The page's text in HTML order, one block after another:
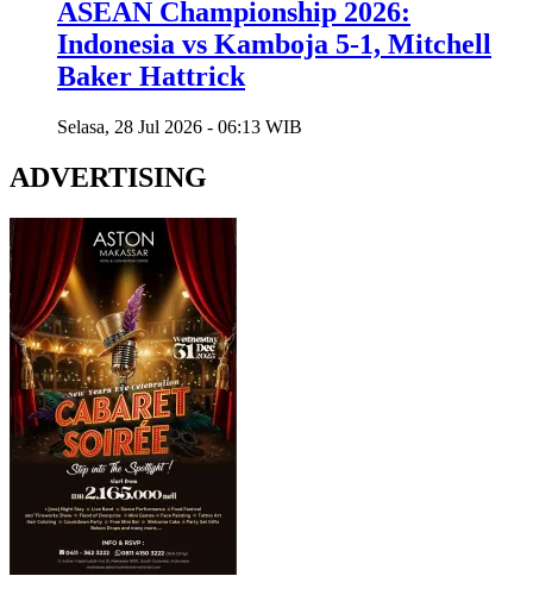
ASEAN Championship 2026:
Indonesia vs Kamboja 5-1, Mitchell
Baker Hattrick
Selasa, 28 Jul 2026 - 06:13 WIB
ADVERTISING